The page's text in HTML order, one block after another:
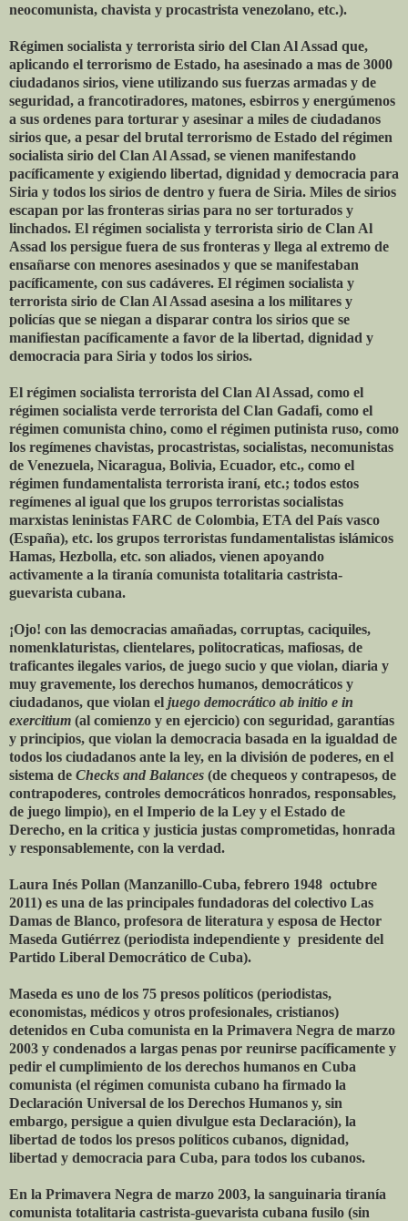
neocomunista, chavista y procastrista venezolano, etc.).
Régimen socialista y terrorista sirio del Clan Al Assad que,
aplicando el terrorismo de Estado, ha asesinado a mas de 3000
ciudadanos sirios, viene utilizando sus fuerzas armadas y de
seguridad, a francotiradores, matones, esbirros y energúmenos
a sus ordenes para torturar y asesinar a miles de ciudadanos
sirios que, a pesar del brutal terrorismo de Estado del régimen
socialista sirio del Clan Al Assad, se vienen manifestando
pacíficamente y exigiendo libertad, dignidad y democracia para
Siria y todos los sirios de dentro y fuera de Siria. Miles de sirios
escapan por las fronteras sirias para no ser torturados y
linchados. El régimen socialista y terrorista sirio de Clan Al
Assad los persigue fuera de sus fronteras y llega al extremo de
ensañarse con menores asesinados y que se manifestaban
pacíficamente, con sus cadáveres. El régimen socialista y
terrorista sirio de Clan Al Assad asesina a los militares y
policías que se niegan a disparar contra los sirios que se
manifiestan pacíficamente a favor de la libertad, dignidad y
democracia para Siria y todos los sirios.
El régimen socialista terrorista del Clan Al Assad, como el
régimen socialista verde terrorista del Clan Gadafi, como el
régimen comunista chino, como el régimen putinista ruso, como
los regímenes chavistas, procastristas, socialistas, necomunistas
de Venezuela, Nicaragua, Bolivia, Ecuador, etc., como el
régimen fundamentalista terrorista iraní, etc.; todos estos
regímenes al igual que los grupos terroristas socialistas
marxistas leninistas FARC de Colombia, ETA del País vasco
(España), etc. los grupos terroristas fundamentalistas islámicos
Hamas, Hezbolla, etc. son aliados, vienen apoyando
activamente a la tiranía comunista totalitaria castrista-
guevarista cubana.
¡Ojo! con las democracias amañadas, corruptas, caciquiles,
nomenklaturistas, clientelares, politocraticas, mafiosas, de
traficantes ilegales varios, de juego sucio y que violan, diaria y
muy gravemente, los derechos humanos, democráticos y
ciudadanos, que violan el juego democrático ab initio e in
exercitium (al comienzo y en ejercicio) con seguridad, garantías
y principios, que violan la democracia basada en la igualdad de
todos los ciudadanos ante la ley, en la división de poderes, en el
sistema de Checks and Balances (de chequeos y contrapesos, de
contrapoderes, controles democráticos honrados, responsables,
de juego limpio), en el Imperio de la Ley y el Estado de
Derecho, en la critica y justicia justas comprometidas, honrada
y responsablemente, con la verdad.
Laura Inés Pollan (Manzanillo-Cuba, febrero 1948 ­ octubre
2011) es una de las principales fundadoras del colectivo Las
Damas de Blanco, profesora de literatura y esposa de Hector
Maseda Gutiérrez (periodista independiente y presidente del
Partido Liberal Democrático de Cuba).
Maseda es uno de los 75 presos políticos (periodistas,
economistas, médicos y otros profesionales, cristianos)
detenidos en Cuba comunista en la Primavera Negra de marzo
2003 y condenados a largas penas por reunirse pacíficamente y
pedir el cumplimiento de los derechos humanos en Cuba
comunista (el régimen comunista cubano ha firmado la
Declaración Universal de los Derechos Humanos y, sin
embargo, persigue a quien divulgue esta Declaración), la
libertad de todos los presos políticos cubanos, dignidad,
libertad y democracia para Cuba, para todos los cubanos.
En la Primavera Negra de marzo 2003, la sanguinaria tiranía
comunista totalitaria castrista-guevarista cubana fusilo (sin